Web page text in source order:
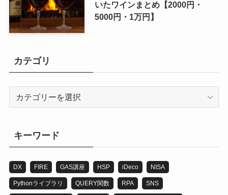
いたワインまとめ【2000円・
5000円・1万円】
カテゴリ
キーワード
DX FIRE GAS講座 HSP iDeco NISA
Pythonライブラリ QUERY関数 RPA SNS